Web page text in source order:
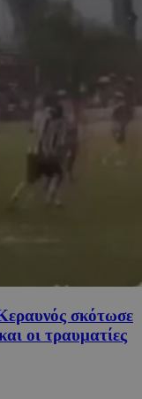
σκότωσε
οι τραυματίες